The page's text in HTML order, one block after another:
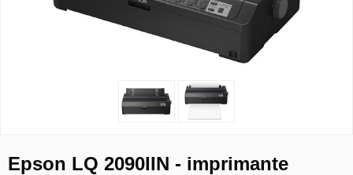
Epson LQ 2090IIN - imprimante